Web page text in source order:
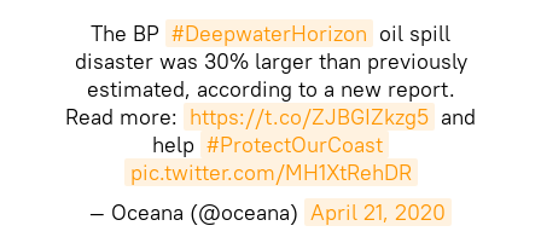
The BP #DeepwaterHorizon oil spill
disaster was 30% larger than previously
estimated, according to a new report.
Read more: https://t.co/ZJBGIZkzg5 and
help #ProtectOurCoast
pic.twitter.com/MH1XtRehDR
— Oceana (@oceana) April 21, 2020